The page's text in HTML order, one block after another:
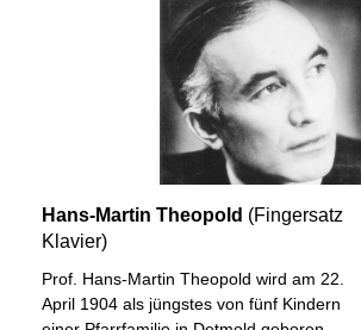
Hans-Martin Theopold (Fingersatz
Klavier)
Prof. Hans-Martin Theopold wird am 22.
April 1904 als jüngstes von fünf Kindern